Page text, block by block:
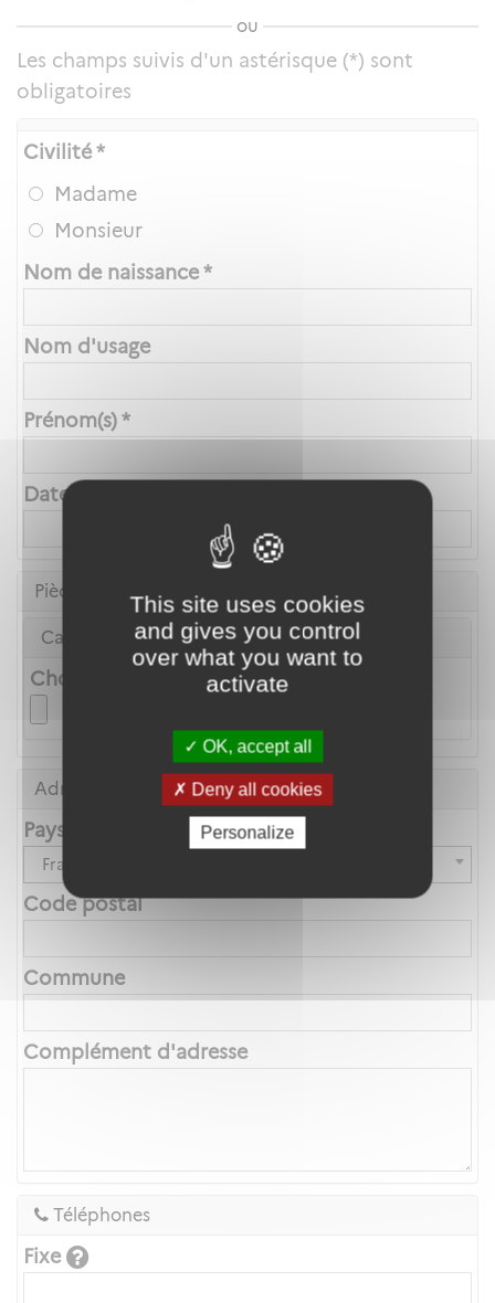
This site uses cookies
and gives you control
over what you want to
activate
OK, accept all
Deny all cookies
Personalize
ou
Les champs suivis d'un astérisque (*) sont
obligatoires
Civilité *
Madame
Monsieur
Nom de naissance *
Nom d'usage
Prénom(s) *
Date de naissance *
Pièce d'identité
Carte Nationale d'Identité ou Passeport *
Choix du fichier
Adresse principale
Pays
France
Code postal
Commune
Complément d'adresse
Téléphones
Fixe